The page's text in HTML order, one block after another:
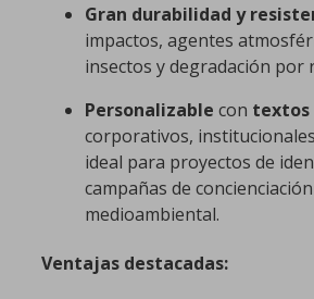
Gran durabilidad y
impactos, agentes
insectos y degradación por
Personalizable con textos
corporativos,
ideal para proyectos de
campañas de concienciación
medioambiental.
Ventajas destacadas: